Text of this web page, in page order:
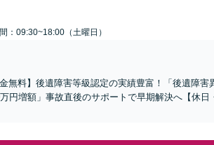
：09:30~18:00（土曜日）
無料】後遺障害等級認定の実績豊富！「後遺障害
円増額」事故直後のサポートで早期解決へ【休日